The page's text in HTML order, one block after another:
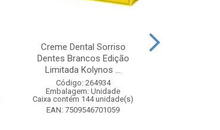
Creme Dental Sorriso
Dentes Brancos Edição
Limitada Kolynos ...
Código: 264934
Embalagem: Unidade
Caixa contém 144 unidade(s)
EAN: 7509546701059